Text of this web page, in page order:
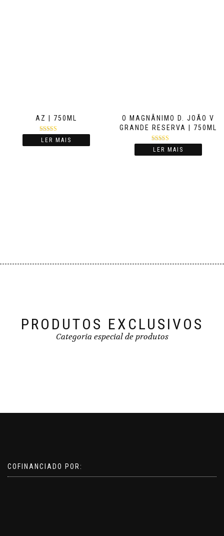
AZ | 750ML
Avaliação
4.50 de 5
LER MAIS
O MAGNÂNIMO D. JOÃO V
GRANDE RESERVA | 750ML
Avaliação
5.00 de 5
LER MAIS
PRODUTOS EXCLUSIVOS
Categoria especial de produtos
COFINANCIADO POR: